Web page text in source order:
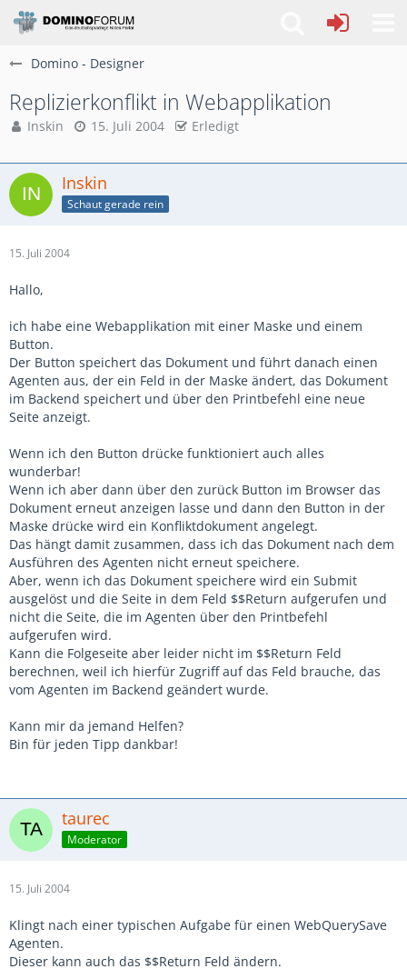
Domino - Designer
Replizierkonflikt in Webapplikation
Inskin 15. Juli 2004 Erledigt
Inskin
Schaut gerade rein
15. Juli 2004
Hallo,
ich habe eine Webapplikation mit einer Maske und einem
Button.
Der Button speichert das Dokument und führt danach einen
Agenten aus, der ein Feld in der Maske ändert, das Dokument
im Backend speichert und über den Printbefehl eine neue
Seite anzeigt.
Wenn ich den Button drücke funktioniert auch alles
wunderbar!
Wenn ich aber dann über den zurück Button im Browser das
Dokument erneut anzeigen lasse und dann den Button in der
Maske drücke wird ein Konfliktdokument angelegt.
Das hängt damit zusammen, dass ich das Dokument nach dem
Ausführen des Agenten nicht erneut speichere.
Aber, wenn ich das Dokument speichere wird ein Submit
ausgelöst und die Seite in dem Feld $$Return aufgerufen und
nicht die Seite, die im Agenten über den Printbefehl
aufgerufen wird.
Kann die Folgeseite aber leider nicht im $$Return Feld
berechnen, weil ich hierfür Zugriff auf das Feld brauche, das
vom Agenten im Backend geändert wurde.
Kann mir da jemand Helfen?
Bin für jeden Tipp dankbar!
taurec
Moderator
15. Juli 2004
Klingt nach einer typischen Aufgabe für einen WebQuerySave
Agenten.
Dieser kann auch das $$Return Feld ändern.